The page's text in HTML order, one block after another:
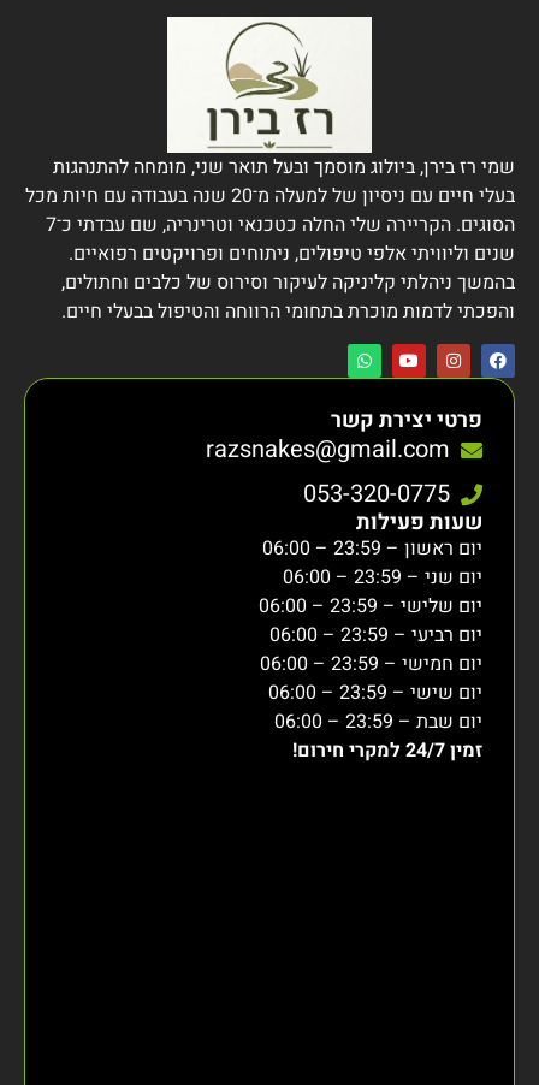
שמי רז בירן, ביולוג מוסמך ובעל תואר שני, מומחה להתנהגות
בעלי חיים עם ניסיון של למעלה מ־20 שנה בעבודה עם חיות מכל
הסוגים. הקריירה שלי החלה כטכנאי וטרינריה, שם עבדתי כ־7
שנים וליוויתי אלפי טיפולים, ניתוחים ופרויקטים רפואיים.
בהמשך ניהלתי קליניקה לעיקור וסירוס של כלבים וחתולים,
והפכתי לדמות מוכרת בתחומי הרווחה והטיפול בבעלי חיים.
פרטי יצירת קשר
razsnakes@gmail.com
053-320-0775
שעות פעילות
יום ראשון – 23:59 – 06:00
יום שני – 23:59 – 06:00
יום שלישי – 23:59 – 06:00
יום רביעי – 23:59 – 06:00
יום חמישי – 23:59 – 06:00
יום שישי – 23:59 – 06:00
יום שבת – 23:59 – 06:00
זמין 24/7 למקרי חירום!